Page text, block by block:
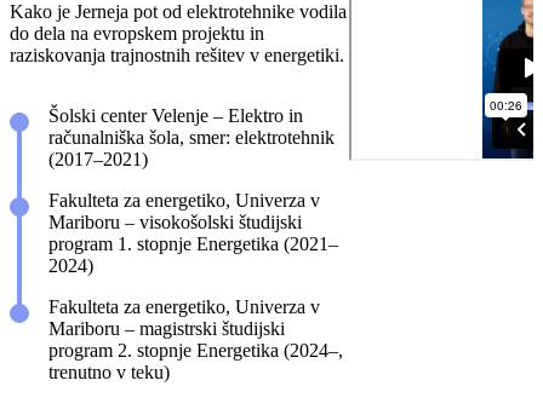
Kako je Jerneja pot od elektrotehnike vodila
do dela na evropskem projektu in
raziskovanja trajnostnih rešitev v energetiki.
Šolski center Velenje – Elektro in
računalniška šola, smer: elektrotehnik
(2017–2021)
Fakulteta za energetiko, Univerza v
Mariboru – visokošolski študijski
program 1. stopnje Energetika (2021–
2024)
Fakulteta za energetiko, Univerza v
Mariboru – magistrski študijski
program 2. stopnje Energetika (2024–,
trenutno v teku)